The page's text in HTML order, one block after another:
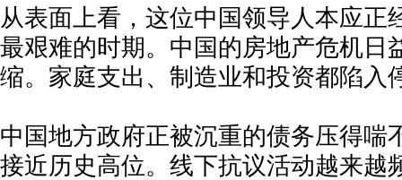
从表面上看，这位中国领导人本应正
最艰难的时期。中国的房地产危机日
缩。家庭支出、制造业和投资都陷入
中国地方政府正被沉重的债务压得喘
接近历史高位。线下抗议活动越来越